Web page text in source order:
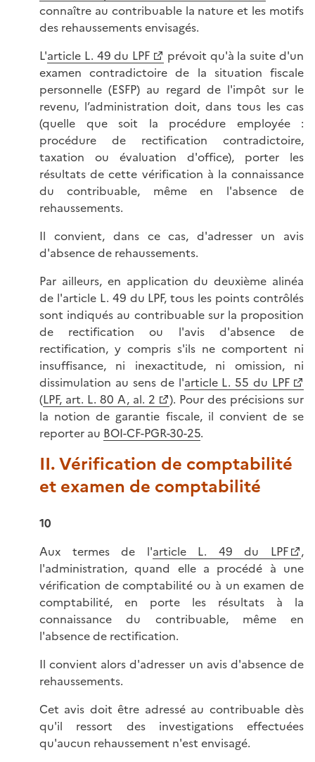
connaître au contribuable la nature et les motifs
des rehaussements envisagés.
L'article L. 49 du LPF
prévoit qu'à la suite d'un
examen contradictoire de la situation fiscale
personnelle (ESFP) au regard de l'impôt sur le
revenu, l’administration doit, dans tous les cas
(quelle que soit la procédure employée :
procédure de rectification contradictoire,
taxation ou évaluation d'office), porter les
résultats de cette vérification à la connaissance
du contribuable, même en l'absence de
rehaussements.
Il convient, dans ce cas, d'adresser un avis
d'absence de rehaussements.
Par ailleurs, en application du deuxième alinéa
de l'article L. 49 du LPF, tous les points contrôlés
sont indiqués au contribuable sur la proposition
de rectification ou l'avis d'absence de
rectification, y compris s'ils ne comportent ni
insuffisance, ni inexactitude, ni omission, ni
dissimulation au sens de l'article L. 55 du LPF
(LPF, art. L. 80 A, al. 2
). Pour des précisions sur
la notion de garantie fiscale, il convient de se
reporter au BOI-CF-PGR-30-25.
II. Vérification de comptabilité
et examen de comptabilité
10
Aux termes de l'article L. 49 du LPF
,
l'administration, quand elle a procédé à une
vérification de comptabilité ou à un examen de
comptabilité, en porte les résultats à la
connaissance du contribuable, même en
l'absence de rectification.
Il convient alors d'adresser un avis d'absence de
rehaussements.
Cet avis doit être adressé au contribuable dès
qu'il ressort des investigations effectuées
qu'aucun rehaussement n'est envisagé.